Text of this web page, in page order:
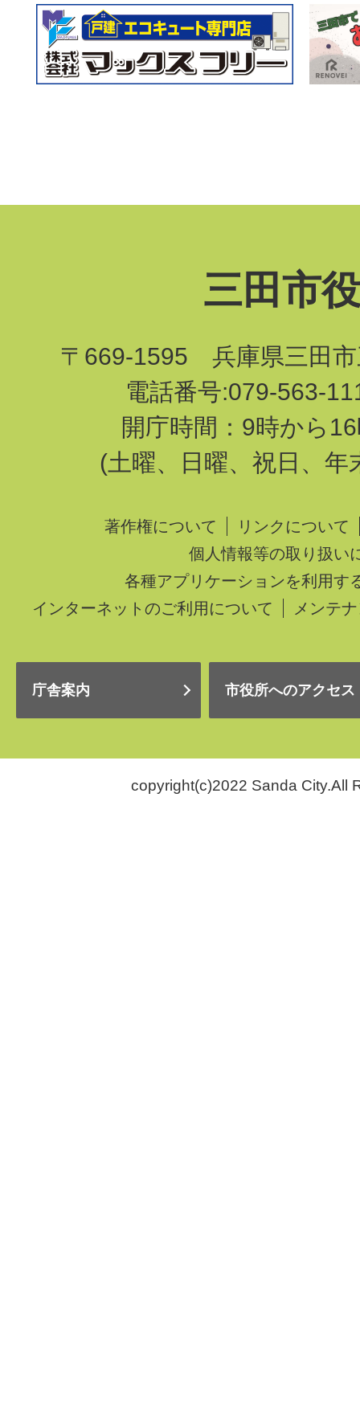
三田市
〒669-1595 兵庫県三田市
電話番号:079-563-
開庁時間：9時から
(土曜、日曜、祝日、年
著作権について
リンクについて
個人情報等の取り扱い
各種アプリケーションを利用す
インターネットのご利用について
メンテ
庁舎案内 市役所へのアクセス
copyright(c)2022 Sanda City.All